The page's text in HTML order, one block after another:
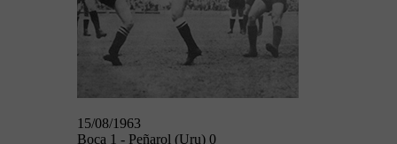
15/08/1963
Boca 1 - Peñarol (Uru) 0